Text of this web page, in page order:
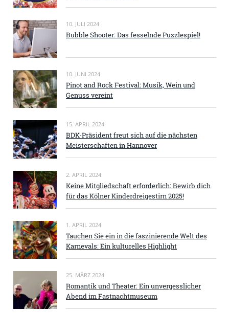
10. JULI 2024
Bubble Shooter: Das fesselnde Puzzlespiel!
10. JUNI 2024
Pinot and Rock Festival: Musik, Wein und
Genuss vereint
15. APRIL 2024
BDK-Präsident freut sich auf die nächsten
Meisterschaften in Hannover
2. APRIL 2024
Keine Mitgliedschaft erforderlich: Bewirb dich
für das Kölner Kinderdreigestirn 2025!
1. APRIL 2024
Tauchen Sie ein in die faszinierende Welt des
Karnevals: Ein kulturelles Highlight
25. MÄRZ 2024
Romantik und Theater: Ein unvergesslicher
Abend im Fastnachtmuseum